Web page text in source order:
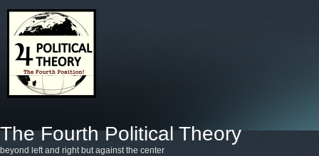
The Fourth Political Theory
beyond left and right but against the center